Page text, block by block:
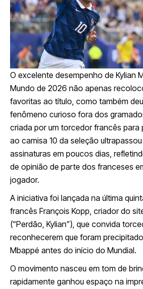
O excelente desempenho de Kylian
Mundo de 2026 não apenas
favoritas ao título, como também
fenômeno curioso fora dos
criada por um torcedor francês para
ao camisa 10 da seleção
assinaturas em poucos dias,
de opinião de parte dos franceses
jogador.
A iniciativa foi lançada na última
francês François Kopp, criador do
(“Perdão, Kylian”), que convida
reconhecerem que foram
Mbappé antes do início do Mundial.
O movimento nasceu em tom de
rapidamente ganhou espaço na